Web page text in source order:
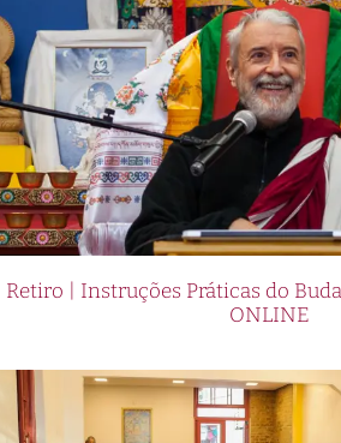
Retiro | Instruções Práticas do
ONLINE